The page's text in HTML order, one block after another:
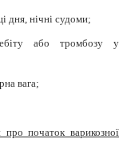
дня, нічні судоми;
або тромбозу у
вага;
початок варикозної